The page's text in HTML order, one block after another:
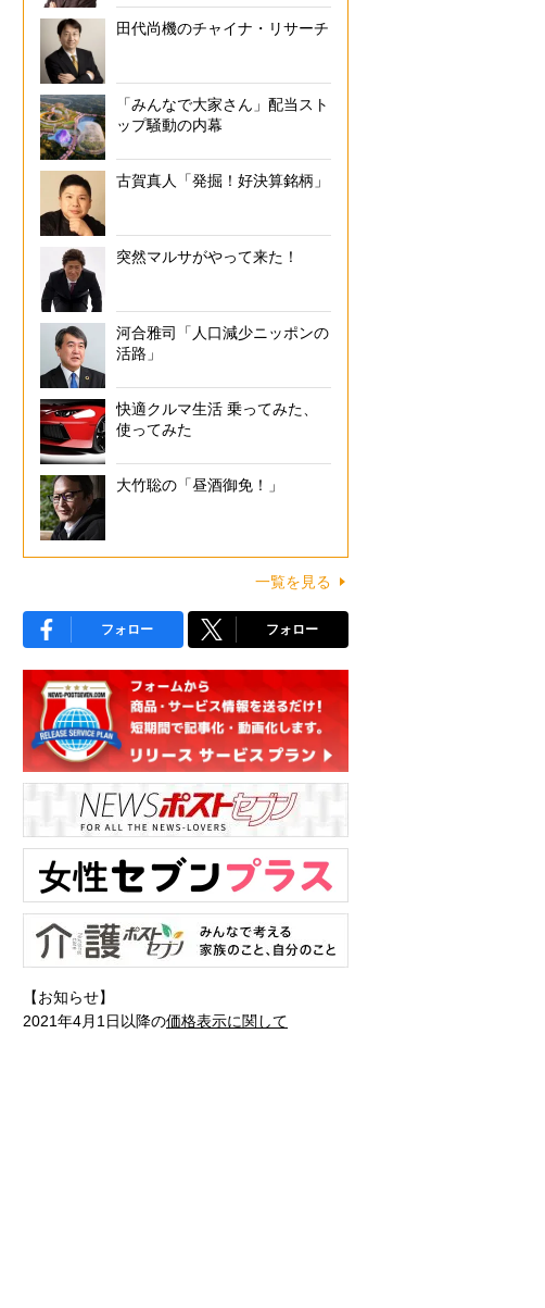
田代尚機のチャイナ・リサーチ
「みんなで大家さん」配当スト
ップ騒動の内幕
古賀真人「発掘！好決算銘柄」
突然マルサがやって来た！
河合雅司「人口減少ニッポンの
活路」
快適クルマ生活 乗ってみた、
使ってみた
大竹聡の「昼酒御免！」
一覧を見る
フォロー フォロー
【お知らせ】
2021年4月1日以降の価格表示に関して